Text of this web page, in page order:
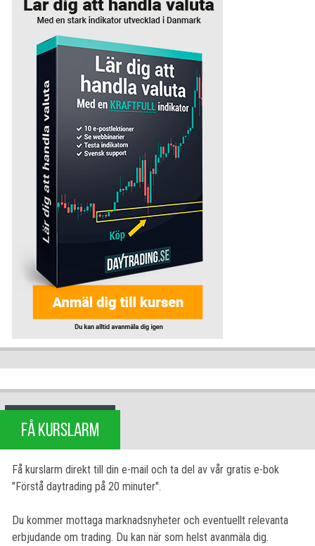
FÅ KURSLARM
Få kurslarm direkt till din e-mail och ta del av vår gratis e-bok
"Förstå daytrading på 20 minuter".
Du kommer mottaga marknadsnyheter och eventuellt relevanta
erbjudande om trading. Du kan när som helst avanmäla dig.